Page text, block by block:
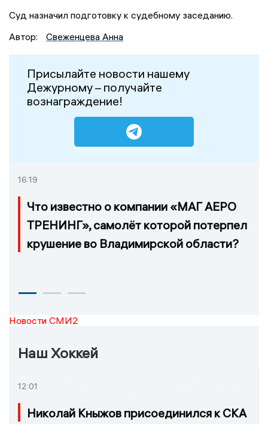
Суд назначил подготовку к судебному заседанию.
Автор:
Свеженцева Анна
Присылайте новости нашему
Дежурному – получайте
вознаграждение!
16:19
Что известно о компании «МАГ АЕРО
ТРЕНИНГ», самолёт которой потерпел
крушение во Владимирской области?
Новости СМИ2
Наш Хоккей
12:01
Николай Кныжов присоединился к СКА